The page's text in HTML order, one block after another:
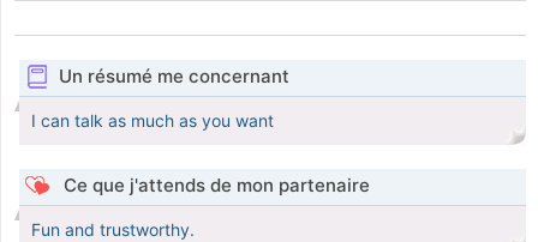
Un résumé me concernant
I can talk as much as you want
Ce que j'attends de mon partenaire
Fun and trustworthy.